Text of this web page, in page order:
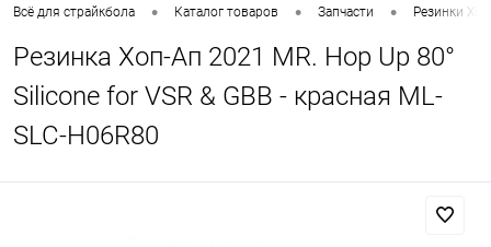
Всё для страйкбола • Каталог товаров • Запчасти • Резинки
Резинка Хоп-Ап 2021 MR. Hop Up 80°
Silicone for VSR & GBB - красная ML-
SLC-H06R80